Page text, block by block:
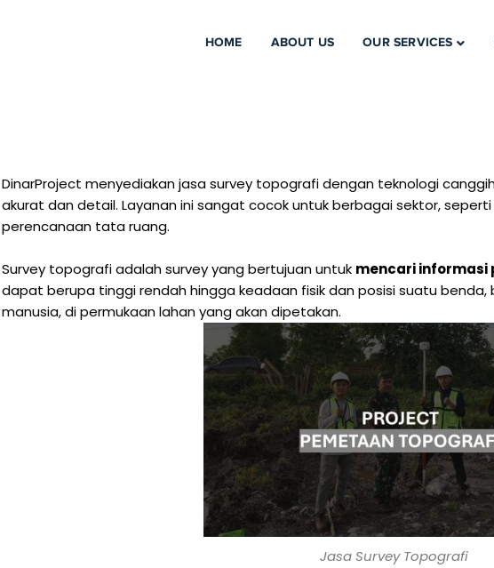
HOME ABOUT US OUR SERVICES
DinarProject menyediakan jasa survey topografi dengan teknologi
akurat dan detail. Layanan ini sangat cocok untuk berbagai sektor,
perencanaan tata ruang.
Survey topografi adalah survey yang bertujuan untuk mencari informasi
dapat berupa tinggi rendah hingga keadaan fisik dan posisi suatu
manusia, di permukaan lahan yang akan dipetakan.
Jasa Survey Topografi